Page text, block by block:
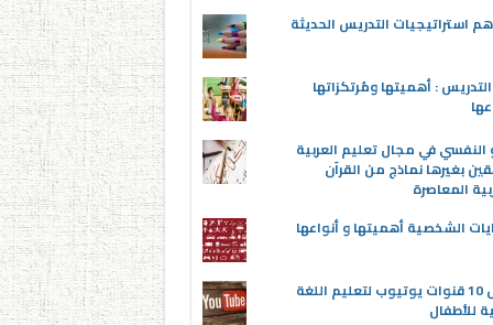
استراتيجيات التدريس الحديثة
: أهميتها ومُرتكزاتها
النفسي في مجال تعليم العربية
بغيرها نماذج من القرآن
المعاصرة
الشخصية أهميتها و أنواعها
أفضل 10 قنوات يوتيوب لتعليم اللغة
للأطفال